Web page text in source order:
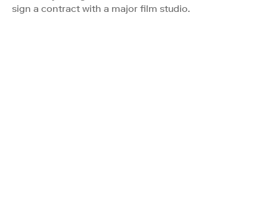
sign a contract with a major film studio.